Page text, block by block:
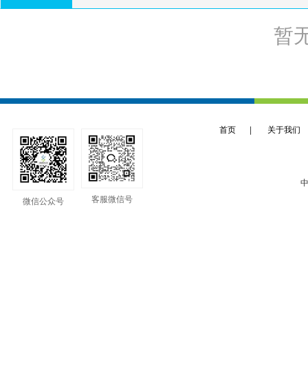
暂
首页 关于我们
微信公众号
客服微信号